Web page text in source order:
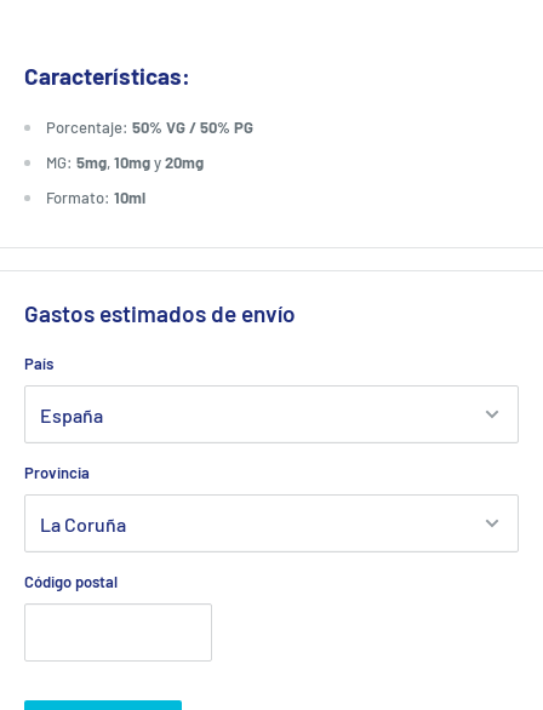
Características:
Porcentaje: 50% VG / 50% PG
MG: 5mg,10mgy20mg
Formato: 10ml
Gastos estimados de envío
País
Provincia
Código postal